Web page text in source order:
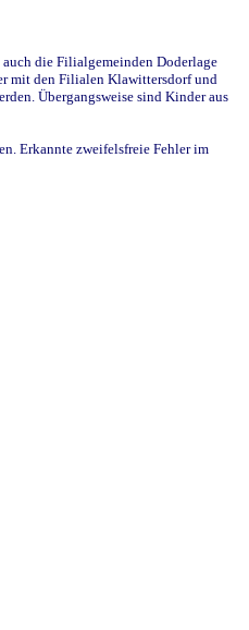
die Filialgemeinden Doderlage
mit den Filialen Klawittersdorf und
Übergangsweise sind Kinder aus
Erkannte zweifelsfreie Fehler im